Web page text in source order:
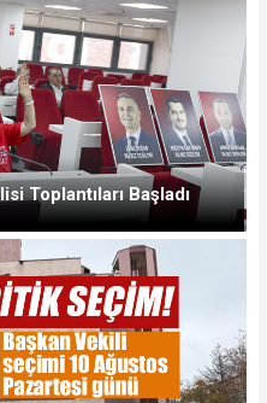
Toplantıları Başladı